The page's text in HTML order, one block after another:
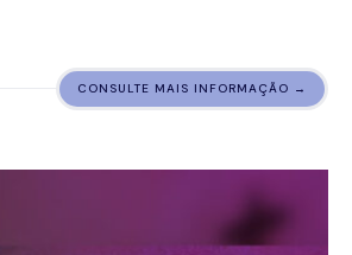
CONSULTE MAIS INFORMAÇÃO →